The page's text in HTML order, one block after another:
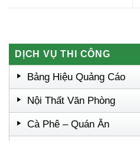
DỊCH VỤ THI CÔNG
Bảng Hiệu Quảng Cáo
Nội Thất Văn Phòng
Cà Phê – Quán Ăn